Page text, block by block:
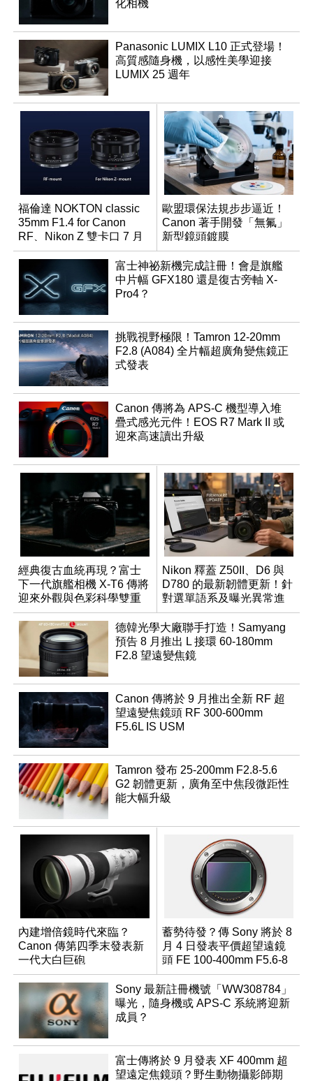
化相機
Panasonic LUMIX L10 正式登場！
高質感隨身機，以感性美學迎接
LUMIX 25 週年
福倫達 NOKTON classic
35mm F1.4 for Canon
RF、Nikon Z 雙卡口 7 月
同步登台
歐盟環保法規步步逼近！
Canon 著手開發「無氟」
新型鏡頭鍍膜
富士神祕新機完成註冊！會是旗艦
中片幅 GFX180 還是復古旁軸 X-
Pro4？
挑戰視野極限！Tamron 12-20mm
F2.8 (A084) 全片幅超廣角變焦鏡正
式發表
Canon 傳將為 APS-C 機型導入堆
疊式感光元件！EOS R7 Mark II 或
迎來高速讀出升級
經典復古血統再現？富士
下一代旗艦相機 X-T6 傳將
迎來外觀與色彩科學雙重
優化
Nikon 釋蓋 Z50II、D6 與
D780 的最新韌體更新！針
對選單語系及曝光異常進
行修復
德韓光學大廠聯手打造！Samyang
預告 8 月推出 L 接環 60-180mm
F2.8 望遠變焦鏡
Canon 傳將於 9 月推出全新 RF 超
望遠變焦鏡頭 RF 300-600mm
F5.6L IS USM
Tamron 發布 25-200mm F2.8-5.6
G2 韌體更新，廣角至中焦段微距性
能大幅升級
內建增倍鏡時代來臨？
Canon 傳第四季末發表新
一代大白巨砲
蓄勢待發？傳 Sony 將於 8
月 4 日發表平價超望遠鏡
頭 FE 100-400mm F5.6-8
Sony 最新註冊機號「WW308784」
曝光，隨身機或 APS-C 系統將迎新
成員？
富士傳將於 9 月發表 XF 400mm 超
望遠定焦鏡頭？野生動物攝影師期